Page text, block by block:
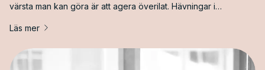
värsta man kan göra är att agera överilat. Hävningar i
återhållsam.
Läs mer